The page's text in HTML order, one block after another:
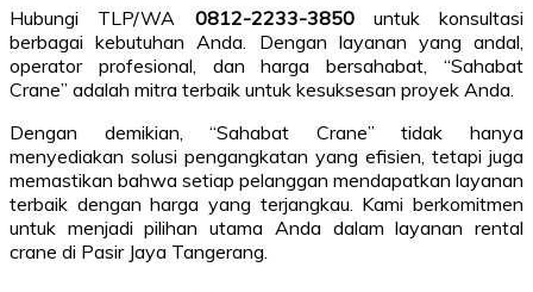
Hubungi TLP/WA 0812-2233-3850untuk konsultasi
berbagai kebutuhan Anda. Dengan layanan yang andal,
operator profesional, dan harga bersahabat, “Sahabat
Crane” adalah mitra terbaik untuk kesuksesan proyek Anda.
Dengan demikian, “Sahabat Crane” tidak hanya
menyediakan solusi pengangkatan yang efisien, tetapi juga
memastikan bahwa setiap pelanggan mendapatkan layanan
terbaik dengan harga yang terjangkau. Kami berkomitmen
untuk menjadi pilihan utama Anda dalam layanan rental
crane di Pasir Jaya Tangerang.